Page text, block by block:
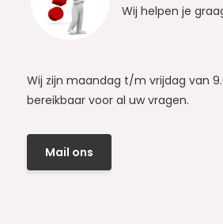
Wij helpen je
Wij zijn maandag t/m vrijdag van
bereikbaar voor al uw vragen.
Mail ons